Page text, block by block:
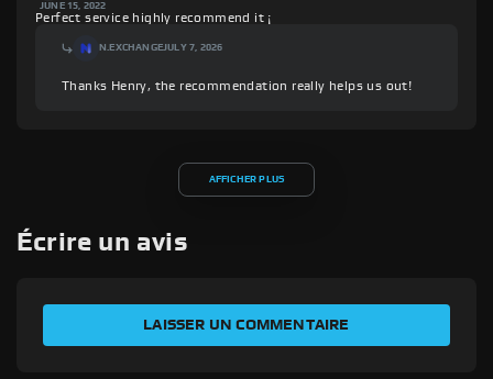
JUNE 15, 2022
Perfect service highly recommend it ¡
N.EXCHANGEJULY 7, 2026
Thanks Henry, the recommendation really helps us out!
AFFICHER PLUS
Écrire un avis
LAISSER UN COMMENTAIRE